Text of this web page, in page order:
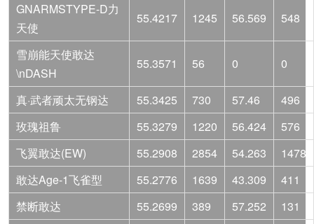
GNARMSTYPE-D力
天使
55.4217 1245 56.569 548
雪崩能天使敢达
\nDASH
55.3571 56 0 0
真·武者顽太无钢达 55.3425 730 57.46
496
玫瑰祖鲁
55.3279 1220 56.424
576
飞翼敢达(EW)
55.2908 2854 54.263
1478
敢达Age-1飞雀型
55.2776 1639 43.309
411
禁断敢达
55.2699 389 57.252
131